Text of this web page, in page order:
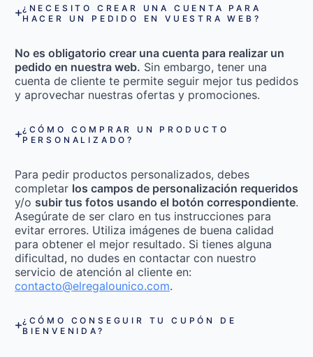
¿NECESITO CREAR UNA CUENTA PARA
HACER UN PEDIDO EN VUESTRA WEB?
No es obligatorio crear una cuenta para realizar un
pedido en nuestra web. Sin embargo, tener una
cuenta de cliente te permite seguir mejor tus pedidos
y aprovechar nuestras ofertas y promociones.
¿CÓMO COMPRAR UN PRODUCTO
PERSONALIZADO?
Para pedir productos personalizados, debes
completar los campos de personalización requeridos
y/o subir tus fotos usando el botón correspondiente.
Asegúrate de ser claro en tus instrucciones para
evitar errores. Utiliza imágenes de buena calidad
para obtener el mejor resultado. Si tienes alguna
dificultad, no dudes en contactar con nuestro
servicio de atención al cliente en:
contacto@elregalounico.com.
¿CÓMO CONSEGUIR TU CUPÓN DE
BIENVENIDA?